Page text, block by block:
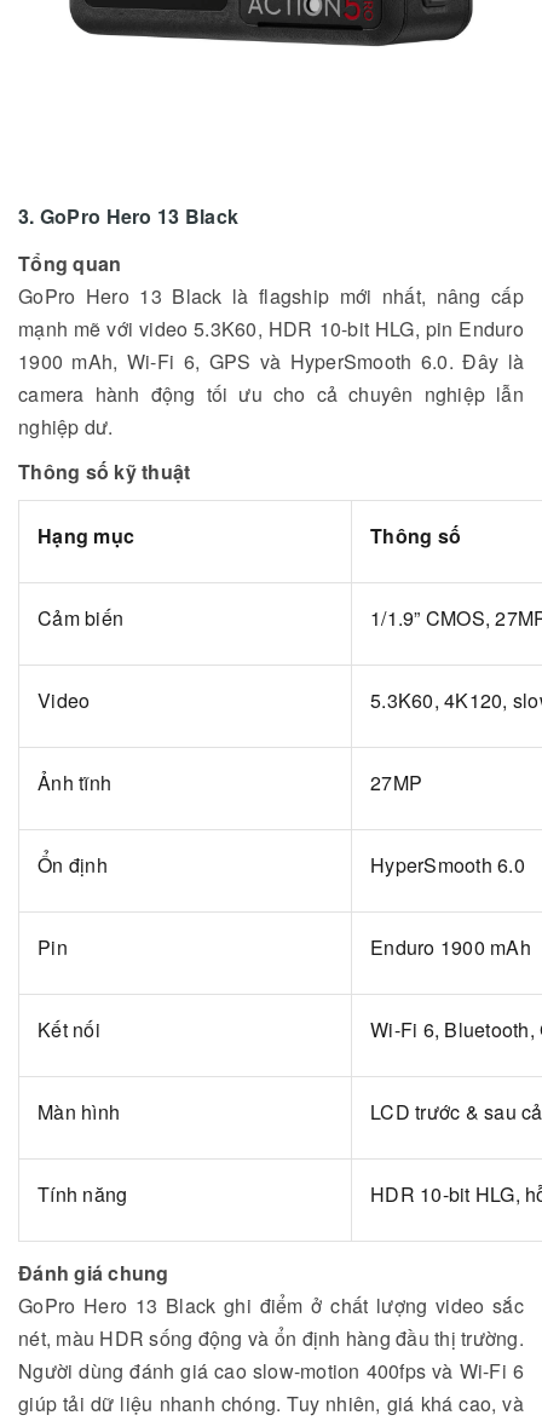
3. GoPro Hero 13 Black
Tổng quan
GoPro Hero 13 Black là flagship mới nhất, nâng cấp
mạnh mẽ với video 5.3K60, HDR 10-bit HLG, pin Enduro
1900 mAh, Wi-Fi 6, GPS và HyperSmooth 6.0. Đây là
camera hành động tối ưu cho cả chuyên nghiệp lẫn
nghiệp dư.
Thông số kỹ thuật
Hạng mục Thông số
Cảm biến 1/1.9” CMOS,
Video 5.3K60, 4K120,
Ảnh tĩnh 27MP
Ổn định HyperSmooth 6.0
Pin Enduro 1900 mAh
Kết nối Wi-Fi 6, Bluetooth,
Màn hình LCD trước & sau
Tính năng HDR 10-bit HLG,
Đánh giá chung
GoPro Hero 13 Black ghi điểm ở chất lượng video sắc
nét, màu HDR sống động và ổn định hàng đầu thị trường.
Người dùng đánh giá cao slow-motion 400fps và Wi-Fi 6
giúp tải dữ liệu nhanh chóng. Tuy nhiên, giá khá cao, và